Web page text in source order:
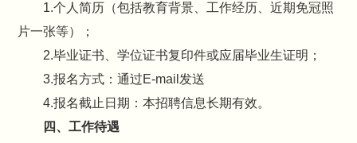
1.个人简历（包括教育背景、工作经历、近期免冠照
片一张等）；
2.毕业证书、学位证书复印件或应届毕业生证明；
3.报名方式：通过E-mail发送
4.报名截止日期：本招聘信息长期有效。
四、工作待遇